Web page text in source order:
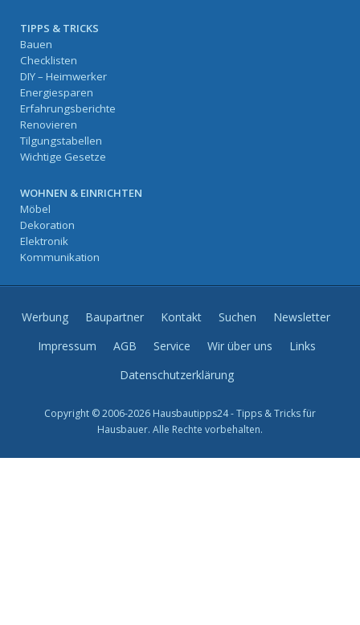
TIPPS & TRICKS
Bauen
Checklisten
DIY – Heimwerker
Energiesparen
Erfahrungsberichte
Renovieren
Tilgungstabellen
Wichtige Gesetze
WOHNEN & EINRICHTEN
Möbel
Dekoration
Elektronik
Kommunikation
Werbung Baupartner Kontakt Suchen
Newsletter
Impressum
AGB Service Wir über uns
Links
Datenschutzerklärung
Copyright © 2006-2026 Hausbautipps24 - Tipps & Tricks für
Hausbauer. Alle Rechte vorbehalten.